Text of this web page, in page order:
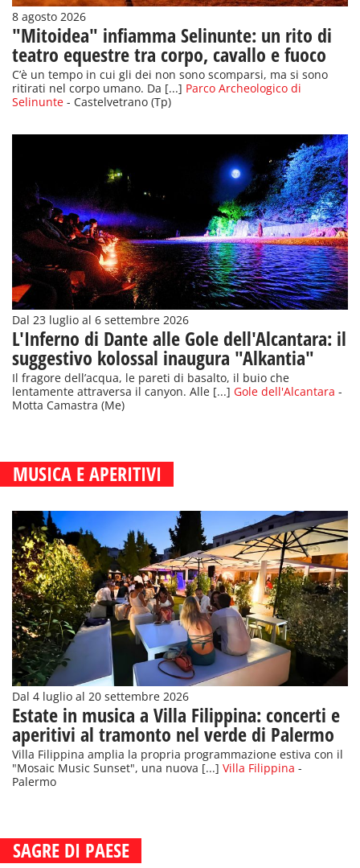
8 agosto 2026
"Mitoidea" infiamma Selinunte: un rito di
teatro equestre tra corpo, cavallo e fuoco
C’è un tempo in cui gli dei non sono scomparsi, ma si sono
ritirati nel corpo umano. Da [...] Parco Archeologico di
Selinunte - Castelvetrano (Tp)
Dal 23 luglio al 6 settembre 2026
L'Inferno di Dante alle Gole dell'Alcantara: il
suggestivo kolossal inaugura "Alkantia"
Il fragore dell’acqua, le pareti di basalto, il buio che
lentamente attraversa il canyon. Alle [...] Gole dell'Alcantara -
Motta Camastra (Me)
MUSICA E APERITIVI
Dal 4 luglio al 20 settembre 2026
Estate in musica a Villa Filippina: concerti e
aperitivi al tramonto nel verde di Palermo
Villa Filippina amplia la propria programmazione estiva con il
"Mosaic Music Sunset", una nuova [...] Villa Filippina -
Palermo
SAGRE DI PAESE